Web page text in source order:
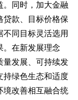
。同时，加大金融
贷款、目标价格保
同目标灵活选用
。在新发展理念
量发展、可持续发
持绿色生态和适度
境改善相互融合统